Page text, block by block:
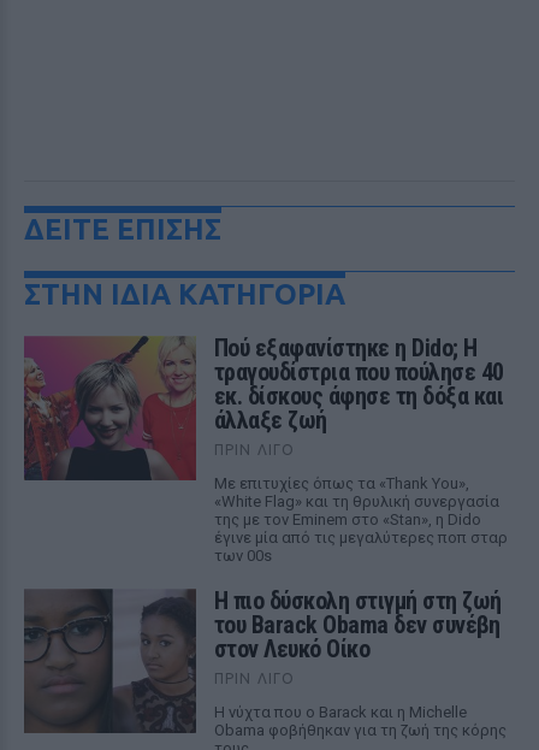
ΔΕΙΤΕ ΕΠΙΣΗΣ
ΣΤΗΝ ΙΔΙΑ ΚΑΤΗΓΟΡΙΑ
Πού εξαφανίστηκε η Dido; Η
τραγουδίστρια που πούλησε 40
εκ. δίσκους άφησε τη δόξα και
άλλαξε ζωή
ΠΡΙΝ ΛΊΓΟ
Με επιτυχίες όπως τα «Thank You»,
«White Flag» και τη θρυλική συνεργασία
της με τον Eminem στο «Stan», η Dido
έγινε μία από τις μεγαλύτερες ποπ σταρ
των 00s
Η πιο δύσκολη στιγμή στη ζωή
του Barack Obama δεν συνέβη
στον Λευκό Οίκο
ΠΡΙΝ ΛΊΓΟ
Η νύχτα που ο Barack και η Michelle
Obama φοβήθηκαν για τη ζωή της κόρης